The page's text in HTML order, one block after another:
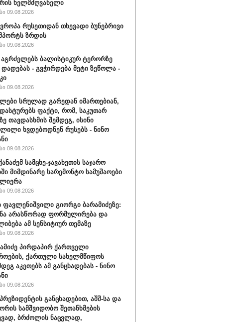
ხელმძღვანელი
09.08.2026
რუსეთიდან თხევადი ბუნებრივი
ზრდის
09.08.2026
აგრძელებს ბალისტიკურ ტერორზე
- გვჭირდება მეტი ზეწოლა -
09.08.2026
სრულად გარედან იმართებიან,
ფაქტი, რომ, საკუთარ
თავდასხმის შემდეგ, ისინი
ხვდებოდნენ რუსებს - ნინო
09.08.2026
სამცხე-ჯავახეთის საჯარო
მიმდინარე სარემონტო სამუშაოები
09.08.2026
გიორგი ბარამიძეზე:
არასწორად ფორმულირება და
ამ სენსიტიურ თემაზე
09.08.2026
პირდაპირ ქართველი
ქართული სახელმწიფოს
აკეთებს ამ განცხადებას - ნინო
09.08.2026
განცხადებით, აშშ-სა და
სამშვიდობო შეთანხმების
ბრძოლის ნაცვლად,